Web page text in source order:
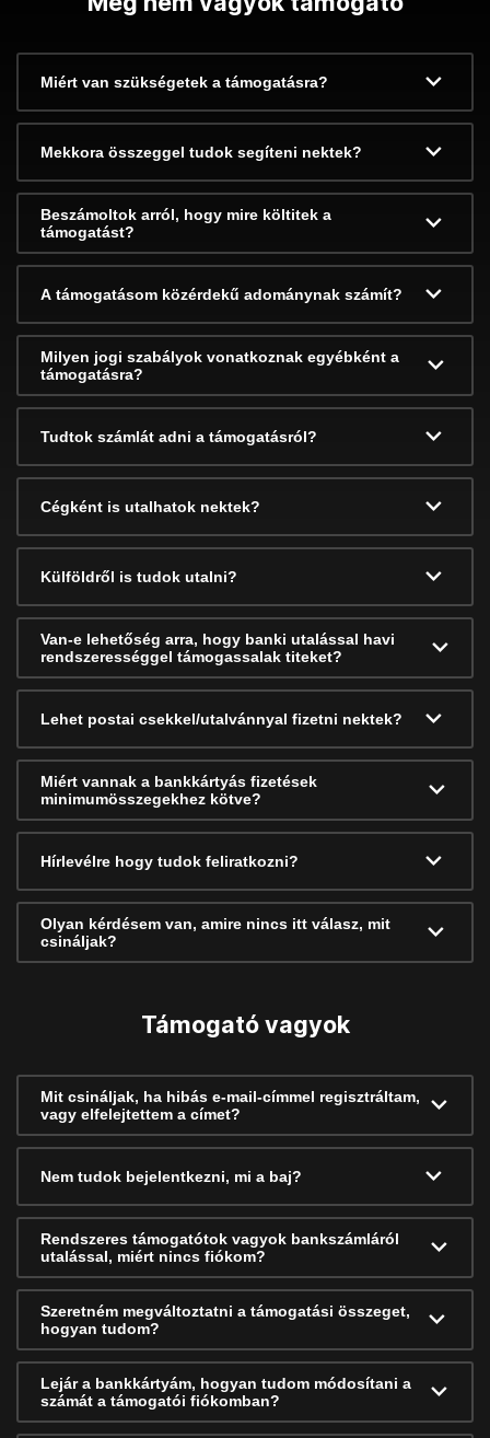
Miért van szükségetek a támogatásra?
Mekkora összeggel tudok segíteni nektek?
Beszámoltok arról, hogy mire költitek a
támogatást?
A támogatásom közérdekű adománynak számít?
Milyen jogi szabályok vonatkoznak egyébként a
támogatásra?
Tudtok számlát adni a támogatásról?
Cégként is utalhatok nektek?
Külföldről is tudok utalni?
Van-e lehetőség arra, hogy banki utalással havi
rendszerességgel támogassalak titeket?
Lehet postai csekkel/utalvánnyal fizetni nektek?
Miért vannak a bankkártyás fizetések
minimumösszegekhez kötve?
Hírlevélre hogy tudok feliratkozni?
Olyan kérdésem van, amire nincs itt válasz, mit
csináljak?
Támogató vagyok
Mit csináljak, ha hibás e-mail-címmel regisztráltam,
vagy elfelejtettem a címet?
Nem tudok bejelentkezni, mi a baj?
Rendszeres támogatótok vagyok bankszámláról
utalással, miért nincs fiókom?
Szeretném megváltoztatni a támogatási összeget,
hogyan tudom?
Lejár a bankkártyám, hogyan tudom módosítani a
számát a támogatói fiókomban?